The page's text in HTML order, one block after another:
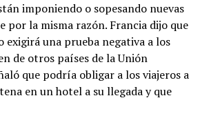
imponiendo o sopesando nuevas
por la misma razón. Francia dijo que
una prueba negativa a los
de otros países de la Unión
que podría obligar a los viajeros a
en un hotel a su llegada y que